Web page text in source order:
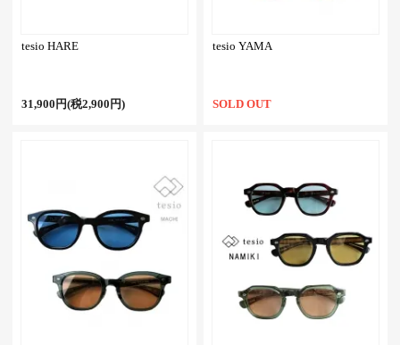
tesio HARE
31,900円(税2,900円)
tesio YAMA
SOLD OUT